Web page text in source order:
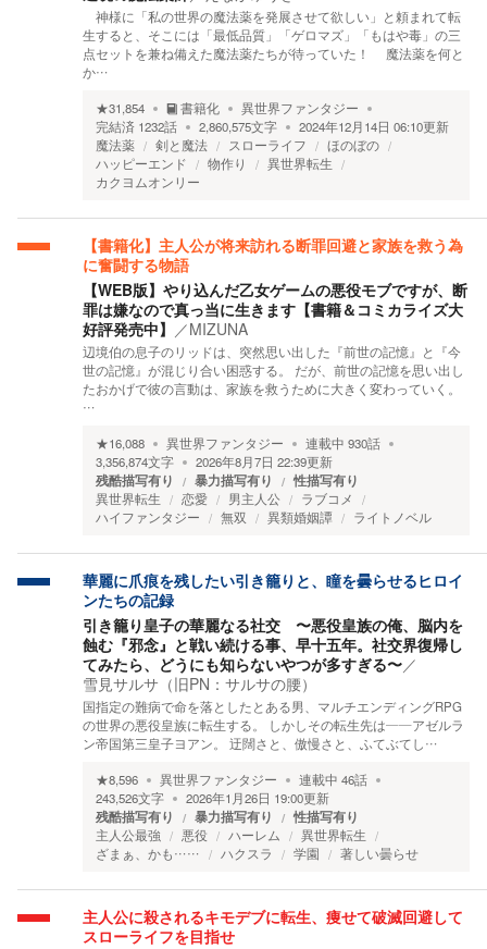
神様に「私の世界の魔法薬を発展させて欲しい」と頼まれて転
生すると、そこには「最低品質」「ゲロマズ」「もはや毒」の三
点セットを兼ね備えた魔法薬たちが待っていた！ 魔法薬を何と
か…
★31,854 書籍化
異世界ファンタジー
完結済 1232話 2,860,575文字 2024年12月14日 06:10更新
魔法薬
剣と魔法 スローライフ
ほのぼの
ハッピーエンド
物作り
異世界転生
カクヨムオンリー
【書籍化】主人公が将来訪れる断罪回避と家族を救う為
に奮闘する物語
【WEB版】やり込んだ乙女ゲームの悪役モブですが、断
罪は嫌なので真っ当に生きます【書籍＆コミカライズ大
好評発売中】 ／MIZUNA
辺境伯の息子のリッドは、突然思い出した『前世の記憶』と『今
世の記憶』が混じり合い困惑する。 だが、前世の記憶を思い出し
たおかげで彼の言動は、家族を救うために大きく変わっていく。
…
★16,088 異世界ファンタジー 連載中 930話
3,356,874文字 2026年8月7日 22:39更新
残酷描写有り 暴力描写有り 性描写有り
異世界転生 恋愛 男主人公
ラブコメ
ハイファンタジー
無双 異類婚姻譚 ライトノベル
華麗に爪痕を残したい引き籠りと、瞳を曇らせるヒロイ
ンたちの記録
引き籠り皇子の華麗なる社交 〜悪役皇族の俺、脳内を
蝕む『邪念』と戦い続ける事、早十五年。社交界復帰し
てみたら、どうにも知らないやつが多すぎる〜／
雪見サルサ（旧PN：サルサの腰）
国指定の難病で命を落としたとある男、マルチエンディングRPG
の世界の悪役皇族に転生する。 しかしその転生先は――アゼルラ
ン帝国第三皇子ヨアン。 迂闊さと、傲慢さと、ふてぶてし…
★8,596 異世界ファンタジー 連載中 46話
243,526文字 2026年1月26日 19:00更新
残酷描写有り 暴力描写有り 性描写有り
主人公最強 悪役 ハーレム
異世界転生
ざまぁ、かも……
ハクスラ 学園 著しい曇らせ
主人公に殺されるキモデブに転生、痩せて破滅回避して
スローライフを目指せ